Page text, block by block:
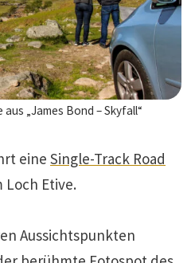
„James Bond – Skyfall“
eine Single-Track Road
Loch Etive.
Aussichtspunkten